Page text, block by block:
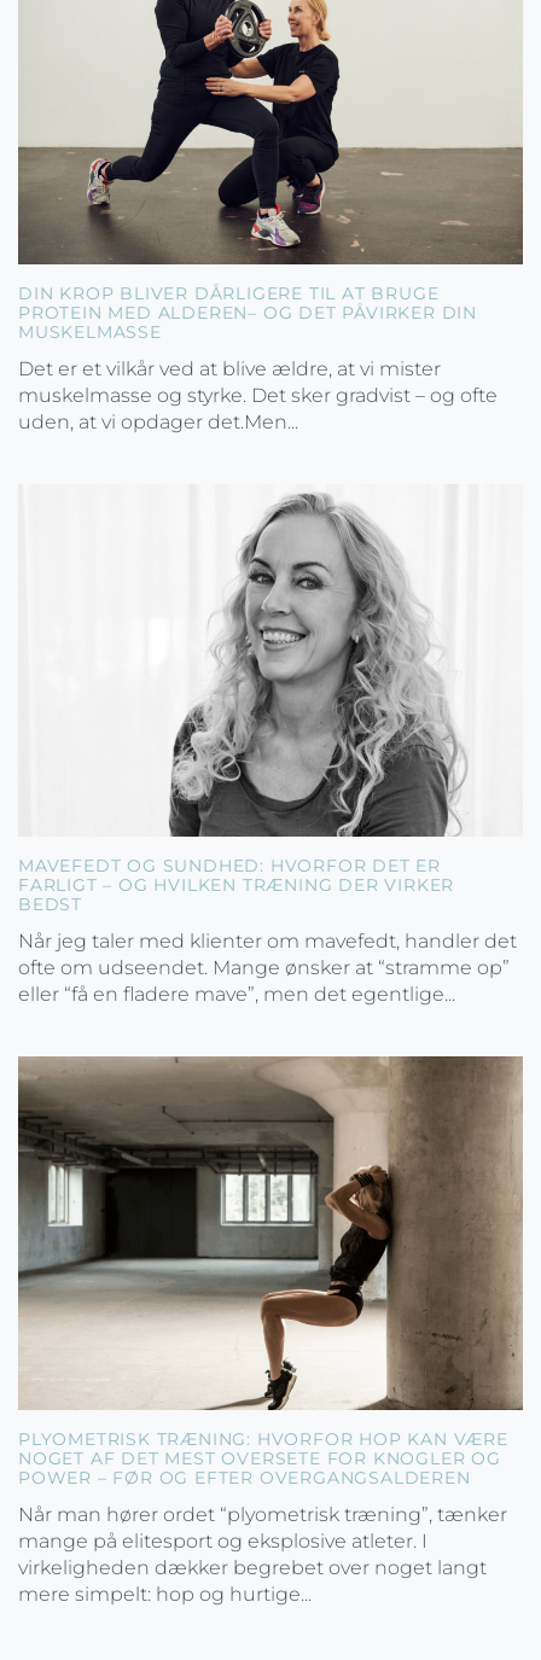
DIN KROP BLIVER DÅRLIGERE TIL AT BRUGE
PROTEIN MED ALDEREN– OG DET PÅVIRKER DIN
MUSKELMASSE
Det er et vilkår ved at blive ældre, at vi mister
muskelmasse og styrke. Det sker gradvist – og ofte
uden, at vi opdager det.Men...
MAVEFEDT OG SUNDHED: HVORFOR DET ER
FARLIGT – OG HVILKEN TRÆNING DER VIRKER
BEDST
Når jeg taler med klienter om mavefedt, handler det
ofte om udseendet. Mange ønsker at “stramme op”
eller “få en fladere mave”, men det egentlige...
PLYOMETRISK TRÆNING: HVORFOR HOP KAN VÆRE
NOGET AF DET MEST OVERSETE FOR KNOGLER OG
POWER – FØR OG EFTER OVERGANGSALDEREN
Når man hører ordet “plyometrisk træning”, tænker
mange på elitesport og eksplosive atleter. I
virkeligheden dækker begrebet over noget langt
mere simpelt: hop og hurtige...